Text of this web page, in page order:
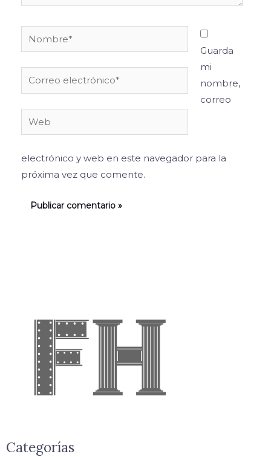
Nombre*
Correo
electrónico*
Web
Guarda
mi
nombre,
correo
electrónico y web en este navegador para la
próxima vez que comente.
Categorías